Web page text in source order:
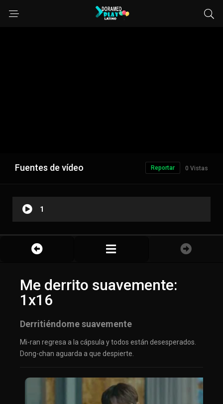
Fuentes de vídeo 0 Vistas
Reportar
1
Me derrito suavemente:
1x16
Derritiéndome suavemente
Mi-ran regresa a la cápsula y todos están desesperados.
Dong-chan aguarda a que despierte.